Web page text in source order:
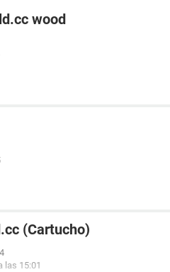
wood
(Cartucho)
las 15:01